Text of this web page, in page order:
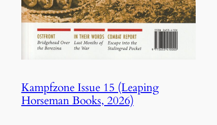
Kampfzone Issue 15 (Leaping
Horseman Books, 2026)